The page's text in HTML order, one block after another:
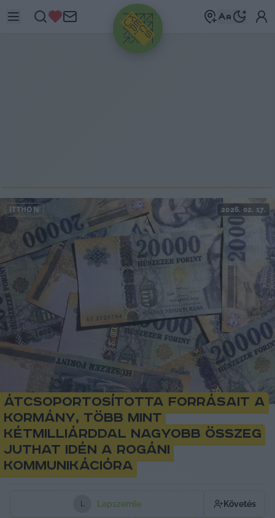
HIRDETÉS
ITTHON 2026. 02. 17.
Átcsoportosította forrásait a
kormány, több mint
kétmilliárddal nagyobb összeg
juthat idén a rogáni
kommunikációra
L Lapszemle Követés